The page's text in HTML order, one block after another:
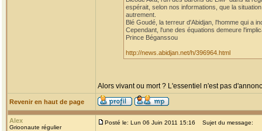
espérait, selon nos informations, que la
autrement.
Blé Goudé, la terreur d'Abidjan, l'homme qui a
Cependant, l'une des équations demeure
Prince Béganssou
http://news.abidjan.net/h/396964.html
Alors vivant ou mort ? L'essentiel n'est pas
Revenir en haut de page
Alex
Grioonaute régulier
Posté le: Lun 06 Juin 2011 15:16 Sujet du message: